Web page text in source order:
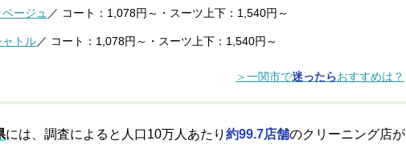
ージュ ／ コート：1,078円～・スーツ上下：1,540円～
ャトル／ コート：1,078円～・スーツ上下：1,540円～
＞一関市で迷ったらおすすめは？
には、調査によると人口10万人あたり 約99.7店舗のクリーニング店が